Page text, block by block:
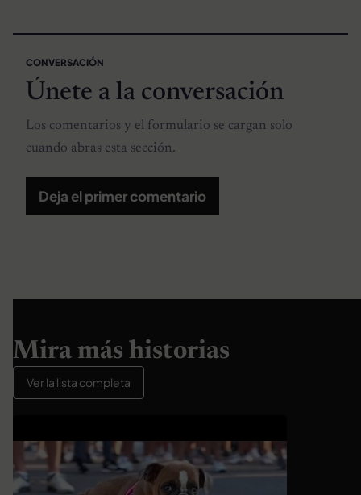
CONVERSACIÓN
Únete a la conversación
Los comentarios y el formulario se cargan solo
cuando abras esta sección.
Deja el primer comentario
Mira más historias
Ver la lista completa